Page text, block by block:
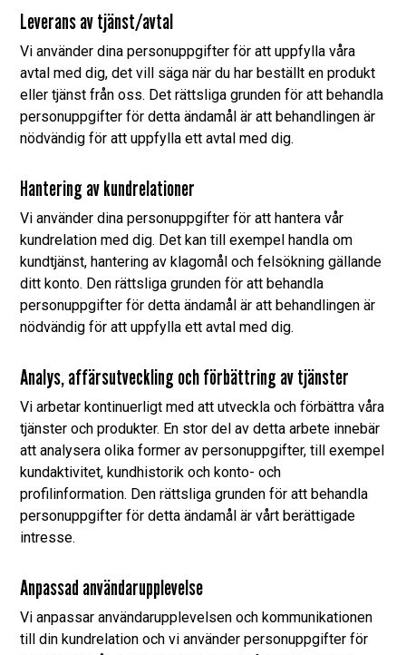
Leverans av tjänst/avtal
Vi använder dina personuppgifter för att uppfylla våra
avtal med dig, det vill säga när du har beställt en produkt
eller tjänst från oss. Det rättsliga grunden för att behandla
personuppgifter för detta ändamål är att behandlingen är
nödvändig för att uppfylla ett avtal med dig.
Hantering av kundrelationer
Vi använder dina personuppgifter för att hantera vår
kundrelation med dig. Det kan till exempel handla om
kundtjänst, hantering av klagomål och felsökning gällande
ditt konto. Den rättsliga grunden för att behandla
personuppgifter för detta ändamål är att behandlingen är
nödvändig för att uppfylla ett avtal med dig.
Analys, affärsutveckling och förbättring av tjänster
Vi arbetar kontinuerligt med att utveckla och förbättra våra
tjänster och produkter. En stor del av detta arbete innebär
att analysera olika former av personuppgifter, till exempel
kundaktivitet, kundhistorik och konto- och
profilinformation. Den rättsliga grunden för att behandla
personuppgifter för detta ändamål är vårt berättigade
intresse.
Anpassad användarupplevelse
Vi anpassar användarupplevelsen och kommunikationen
till din kundrelation och vi använder personuppgifter för